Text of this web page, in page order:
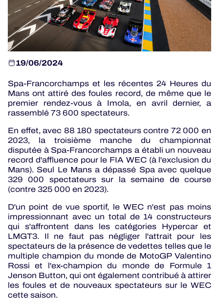
24H LEMANS
ELMS
MLMC
ALMS
19/06/2024
Spa-Francorchamps et les récentes 24 Heures du
Mans ont attiré des foules record, de même que le
premier rendez-vous à Imola, en avril dernier, a
rassemblé 73 600 spectateurs.
En effet, avec 88 180 spectateurs contre 72 000 en
2023, la troisième manche du championnat
disputée à Spa-Francorchamps a établi un nouveau
record d'affluence pour le FIA WEC (à l'exclusion du
Mans). Seul Le Mans a dépassé Spa avec quelque
329 000 spectateurs sur la semaine de course
(contre 325 000 en 2023).
D'un point de vue sportif, le WEC n'est pas moins
impressionnant avec un total de 14 constructeurs
qui s'affrontent dans les catégories Hypercar et
LMGT3. Il ne faut pas négliger l'attrait pour les
spectateurs de la présence de vedettes telles que le
multiple champion du monde de MotoGP Valentino
Rossi et l'ex-champion du monde de Formule 1
Jenson Button, qui ont également contribué à attirer
les foules et de nouveaux spectateurs sur le WEC
cette saison.